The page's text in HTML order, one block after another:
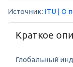
Источник: ITU | О
Краткое
Глобальный